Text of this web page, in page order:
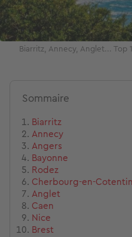
Biarritz, Annecy, Anglet...
Sommaire
Biarritz
Annecy
Angers
Bayonne
Rodez
Cherbourg-en-Cotentin
Anglet
Caen
Nice
Brest